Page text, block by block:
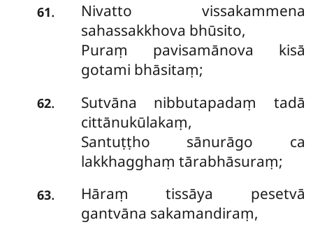
61.
Nivatto vissakammena
sahassakkhova bhūsito,
Puraṃ pavisamānova kisā
gotami bhāsitaṃ;
62.
Sutvāna nibbutapadaṃ tadā
cittānukūlakaṃ,
Santuṭṭho sānurāgo ca
lakkhagghaṃ tārabhāsuraṃ;
63.
Hāraṃ tissāya pesetvā
gantvāna sakamandiraṃ,